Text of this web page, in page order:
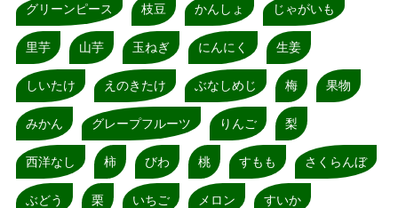
グリーンピース 枝豆 かんしょ じゃがいも
里芋 山芋 玉ねぎ にんにく 生姜
しいたけ えのきたけ ぶなしめじ 梅 果物
みかん グレープフルーツ りんご 梨
西洋なし 柿 びわ 桃 すもも さくらんぼ
ぶどう 栗 いちご メロン すいか